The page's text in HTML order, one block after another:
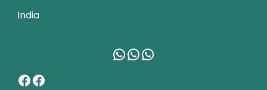
India
WhatsApp
WhatsApp
WhatsApp
Facebook
Facebook